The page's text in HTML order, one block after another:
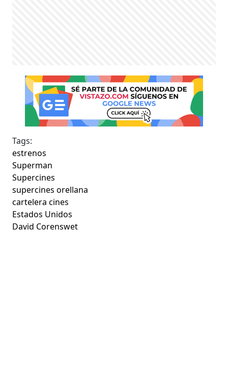
Tags:
estrenos
Superman
Supercines
supercines orellana
cartelera cines
Estados Unidos
David Corenswet